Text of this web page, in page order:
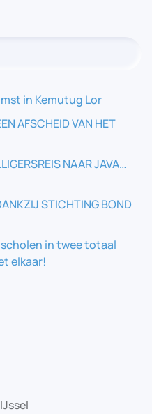
in Kemutug Lor
AFSCHEID VAN HET
NAAR JAVA…
STICHTING BOND
in twee totaal
elkaar!